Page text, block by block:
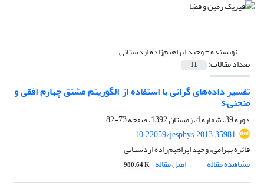
نویسنده =وحید ابراهیم‌زاده اردستانی
تعداد مقالات: 11
تفسیر داده‌های گرانی با استفاده از الگوریتم مشتق چهارم افقی و
منحنی–s
دوره 39، شماره 4، زمستان 1392، صفحه
73-82
10.22059/jesphys.2013.35981
فائزه بهرامی، وحید ابراهیم‌زاده اردستانی
مشاهده مقاله
اصل مقاله 980.64 K